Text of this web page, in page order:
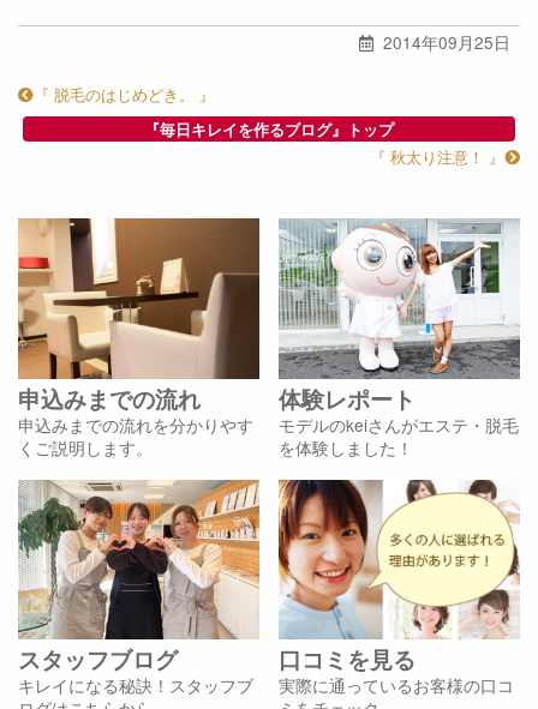
2014年09月25日
『 脱毛のはじめどき。 』
『毎日キレイを作るブログ』トップ
『 秋太り注意！ 』
申込みまでの流れ
申込みまでの流れを分かりやす
くご説明します。
体験レポート
モデルのkeiさんがエステ・脱毛
を体験しました！
スタッフブログ
キレイになる秘訣！スタッフブ
口コミを見る
実際に通っているお客様の口コ